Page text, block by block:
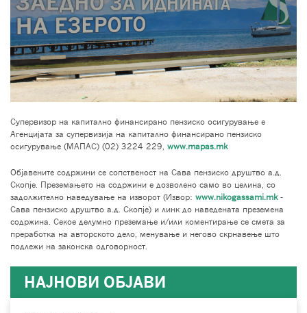
Супервизор на капитално финансирано пензиско осигурување е
Агенцијата за супервизија на капитално финансирано пензиско
осигурување (МАПАС) (02) 3224 229, www.mapas.mk
Објавените содржини се сопственост на Сава пензиско друштво а.д.
Скопје. Преземањето на содржини е дозволено само во целина, со
задолжително наведување на изворот (Извор: www.nikogassami.mk-
Сава пензиско друштво а.д. Скопје) и линк до наведената преземена
содржина. Секое делумно преземање и/или коментирање се смета за
преработка на авторското дело, менување и негово скрнавење што
подлежи на законска одговорност.
НАЈНОВИ ОБЈАВИ